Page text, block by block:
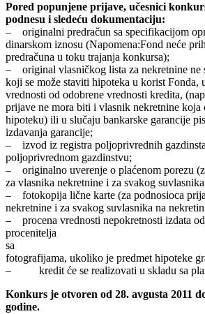
Pored popunjene prijave, učesnici
podnesu i sledeću dokumentaciju:
– originalni predračun sa specifikacijom
dinarskom iznosu (Napomena:Fond neće
predračuna u toku trajanja konkursa);
– original vlasničkog lista za nekretnine ne
koji se može staviti hipoteka u korist Fonda,
vrednosti od odobrene vrednosti kredita,
prijave ne mora biti i vlasnik nekretnine koja
hipoteku) ili u slučaju bankarske garancije
izdavanja garancije;
– izvod iz registra poljoprivrednih
poljoprivrednom gazdinstvu;
– originalno uverenje o plaćenom porezu
za vlasnika nekretnine i za svakog
– fotokopija lične karte (za podnosioca
nekretnine i za svakog suvlasnika na
– procena vrednosti nepokretnosti izdata
procenitelja
fotografijama, ukoliko je predmet hipoteke
– kredit će se realizovati u skladu sa
Konkurs je otvoren od 28. avgusta 2011
godine.